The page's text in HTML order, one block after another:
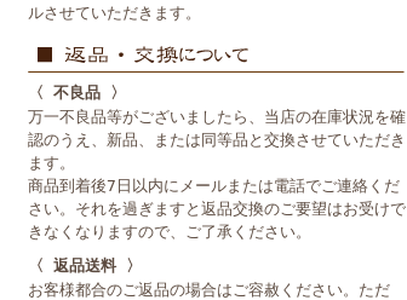
ルさせていただきます。
〈 不良品 〉
万一不良品等がございましたら、当店の在庫状況を確
認のうえ、新品、または同等品と交換させていただき
ます。
商品到着後7日以内にメールまたは電話でご連絡くだ
さい。それを過ぎますと返品交換のご要望はお受けで
きなくなりますので、ご了承ください。
〈 返品送料 〉
お客様都合のご返品の場合はご容赦ください。ただ